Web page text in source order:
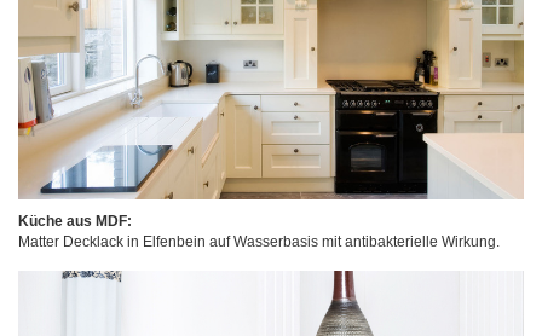
Küche aus MDF:
Matter Decklack in Elfenbein auf Wasserbasis mit antibakterielle Wirkung.